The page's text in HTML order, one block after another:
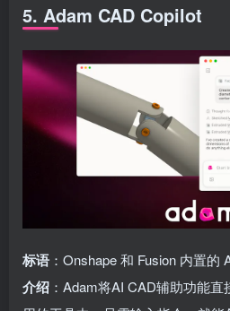
5. Adam CAD Copilot
标语 ：Onshape 和 Fusion 内置的
介绍 ：Adam将AI CAD辅助功能